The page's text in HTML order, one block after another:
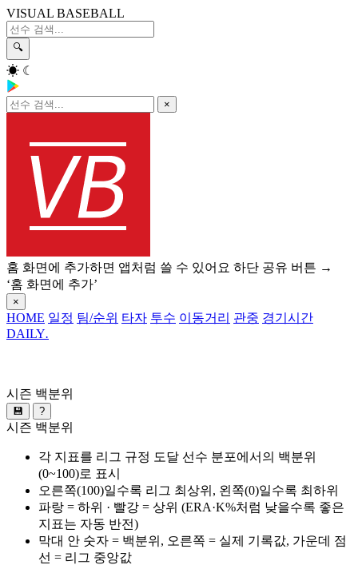
VISUAL BASEBALL
🔍
☀ ☾
×
홈 화면에 추가하면 앱처럼 쓸 수 있어요 하단 공유 버튼 →
‘홈 화면에 추가’
×
HOME 일정 팀/순위 타자 투수 이동거리 관중 경기시간
DAILY.
시즌 백분위
💾 ?
시즌 백분위
각 지표를 리그 규정 도달 선수 분포에서의 백분위
(0~100)로 표시
오른쪽(100)일수록 리그 최상위, 왼쪽(0)일수록 최하위
파랑 = 하위 · 빨강 = 상위 (ERA·K%처럼 낮을수록 좋은
지표는 자동 반전)
막대 안 숫자 = 백분위, 오른쪽 = 실제 기록값, 가운데 점
선 = 리그 중앙값